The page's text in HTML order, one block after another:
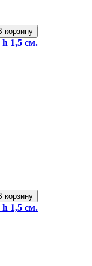
корзину
1,5 см.
корзину
1,5 см.